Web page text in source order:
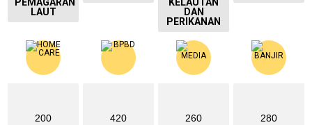
LAUT
DAN
PERIKANAN
200 420 260 280